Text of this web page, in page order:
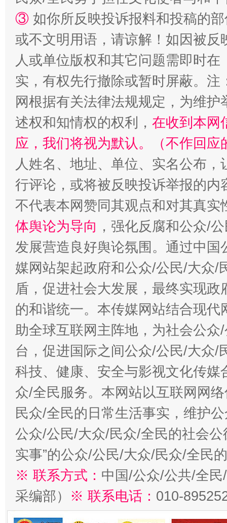
③ 如你所反映投诉报料和投稿的
或不文明用语，请谅解！如因被
人或单位版权和其它问题需即时在
实，有权先行撤除或暂时屏蔽。
网根据有关法律法规规定，为维
述权和知情权的权利， 在收到本网
应，我们将视为默认。（不作回应
人姓名、地址、单位、实名公布
行评论，或将被反映投诉举报的
不代表本网赞同其观点和对其真实
体舆论为导向 ，强化反腐和公众/
发展营造良好舆论氛围。通过中
媒网站架起政府和公众/公民/大众/
盾，促进社会大发展，最终实现
的和谐统一。本传媒网站结合现
助全球互联网主阵地，为社会公
台，促进国际之间公众/公民/大众/
科技、健康、安全与影视文化传
众/全民服务。本网站以互联网网
民众/全民的日常生活事实，维护
公众/公民/大众/民众/全民的社会公
实事”的公众/公民/大众/民众/全民
※ 联系方式： 中国/公众/公共/全
采编部） ※ 联系电话： 010-